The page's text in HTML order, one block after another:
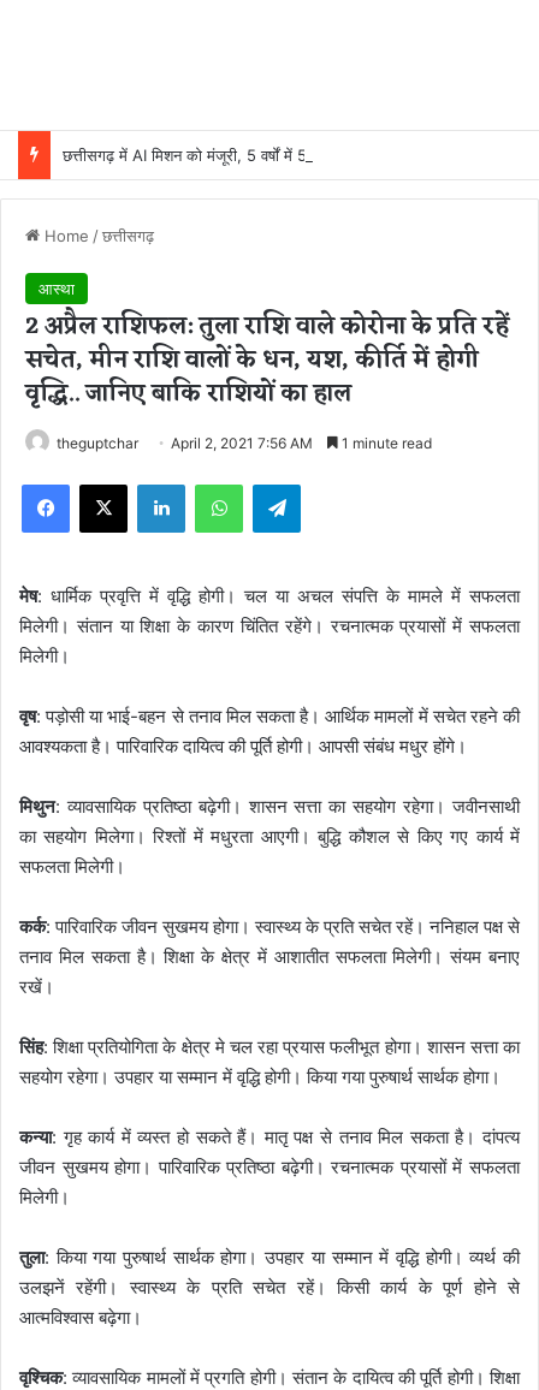
छत्तीसगढ़ में AI मिशन को मंजूरी, 5 वर्षों में 500 करोड़ रुपये होंगे खर्च
Home /छत्तीसगढ़
आस्था
2 अप्रैल राशिफल: तुला राशि वाले कोरोना के प्रति रहें
सचेत, मीन राशि वालों के धन, यश, कीर्ति में होगी
वृद्धि.. जानिए बाकि राशियों का हाल
theguptchar April 2, 2021 7:56 AM 1 minute read
मेष: धार्मिक प्रवृत्ति में वृद्धि होगी। चल या अचल संपत्ति के मामले में सफलता
मिलेगी। संतान या शिक्षा के कारण चिंतित रहेंगे। रचनात्मक प्रयासों में सफलता
मिलेगी।
वृष: पड़ोसी या भाई-बहन से तनाव मिल सकता है। आर्थिक मामलों में सचेत रहने की
आवश्यकता है। पारिवारिक दायित्व की पूर्ति होगी। आपसी संबंध मधुर होंगे।
मिथुन: व्यावसायिक प्रतिष्ठा बढ़ेगी। शासन सत्ता का सहयोग रहेगा। जवीनसाथी
का सहयोग मिलेगा। रिश्तों में मधुरता आएगी। बुद्धि कौशल से किए गए कार्य में
सफलता मिलेगी।
कर्क: पारिवारिक जीवन सुखमय होगा। स्वास्थ्य के प्रति सचेत रहें। ननिहाल पक्ष से
तनाव मिल सकता है। शिक्षा के क्षेत्र में आशातीत सफलता मिलेगी। संयम बनाए
रखें।
सिंह: शिक्षा प्रतियोगिता के क्षेत्र मे चल रहा प्रयास फलीभूत होगा। शासन सत्ता का
सहयोग रहेगा। उपहार या सम्मान में वृद्धि होगी। किया गया पुरुषार्थ सार्थक होगा।
कन्या: गृह कार्य में व्यस्त हो सकते हैं। मातृ पक्ष से तनाव मिल सकता है। दांपत्य
जीवन सुखमय होगा। पारिवारिक प्रतिष्ठा बढ़ेगी। रचनात्मक प्रयासों में सफलता
मिलेगी।
तुला: किया गया पुरुषार्थ सार्थक होगा। उपहार या सम्मान में वृद्धि होगी। व्यर्थ की
उलझनें रहेंगी। स्वास्थ्य के प्रति सचेत रहें। किसी कार्य के पूर्ण होने से
आत्मविश्वास बढ़ेगा।
वृश्चिक: व्यावसायिक मामलों में प्रगति होगी। संतान के दायित्व की पूर्ति होगी। शिक्षा